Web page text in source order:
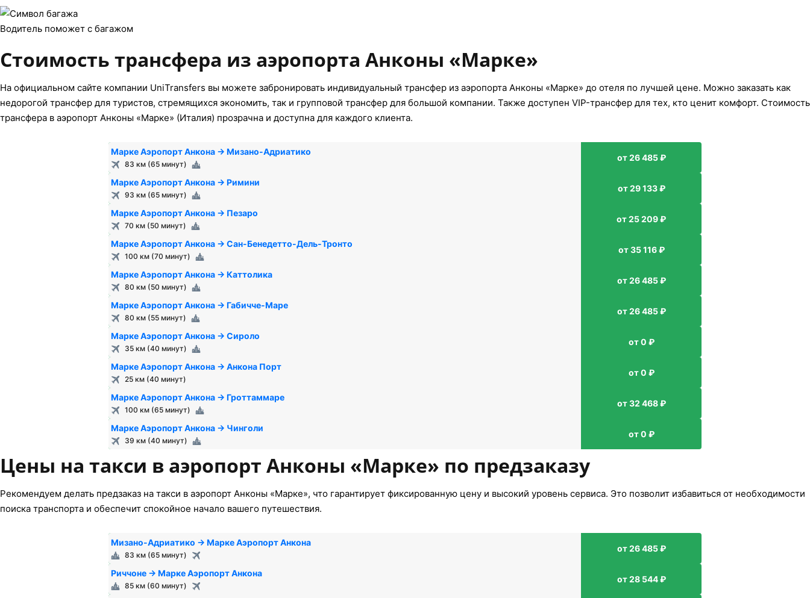
Водитель поможет с багажом
Стоимость трансфера из аэропорта Анконы «Марке»
На официальном сайте компании UniTransfers вы можете забронировать индивидуальный трансфер из аэропорта Анконы «Марке» до отеля по лучшей цене. Можно заказать как
недорогой трансфер для туристов, стремящихся экономить, так и групповой трансфер для большой компании. Также доступен VIP-трансфер для тех, кто ценит комфорт. Стоимость
трансфера в аэропорт Анконы «Марке» (Италия) прозрачна и доступна для каждого клиента.
Марке Аэропорт Анкона → Мизано-Адриатико
83 км (65 минут)
от 26 485 ₽
Марке Аэропорт Анкона → Римини
93 км (65 минут)
от 29 133 ₽
Марке Аэропорт Анкона → Пезаро
70 км (50 минут)
от 25 209 ₽
Марке Аэропорт Анкона → Сан-Бенедетто-Дель-Тронто
100 км (70 минут)
от 35 116 ₽
Марке Аэропорт Анкона → Каттолика
80 км (50 минут)
от 26 485 ₽
Марке Аэропорт Анкона → Габичче-Маре
80 км (55 минут)
от 26 485 ₽
Марке Аэропорт Анкона → Сироло
35 км (40 минут)
от 0 ₽
Марке Аэропорт Анкона → Анкона Порт
25 км (40 минут)
от 0 ₽
Марке Аэропорт Анкона → Гроттаммаре
100 км (65 минут)
от 32 468 ₽
Марке Аэропорт Анкона → Чинголи
39 км (40 минут)
от 0 ₽
Цены на такси в аэропорт Анконы «Марке» по предзаказу
Рекомендуем делать предзаказ на такси в аэропорт Анконы «Марке», что гарантирует фиксированную цену и высокий уровень сервиса. Это позволит избавиться от необходимости
поиска транспорта и обеспечит спокойное начало вашего путешествия.
Мизано-Адриатико → Марке Аэропорт Анкона
83 км (65 минут)
от 26 485 ₽
Риччоне → Марке Аэропорт Анкона
85 км (60 минут)
от 28 544 ₽